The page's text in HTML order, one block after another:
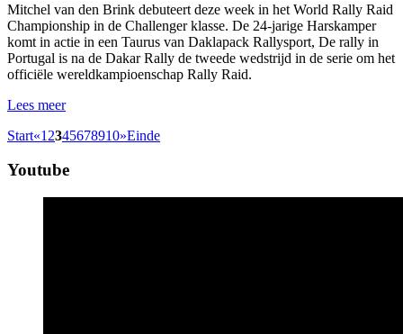
Mitchel van den Brink debuteert deze week in het World Rally Raid
Championship in de Challenger klasse. De 24-jarige Harskamper
komt in actie in een Taurus van Daklapack Rallysport, De rally in
Portugal is na de Dakar Rally de tweede wedstrijd in de serie om het
officiële wereldkampioenschap Rally Raid.
Lees meer
Start«1 2345678910»Einde
Youtube